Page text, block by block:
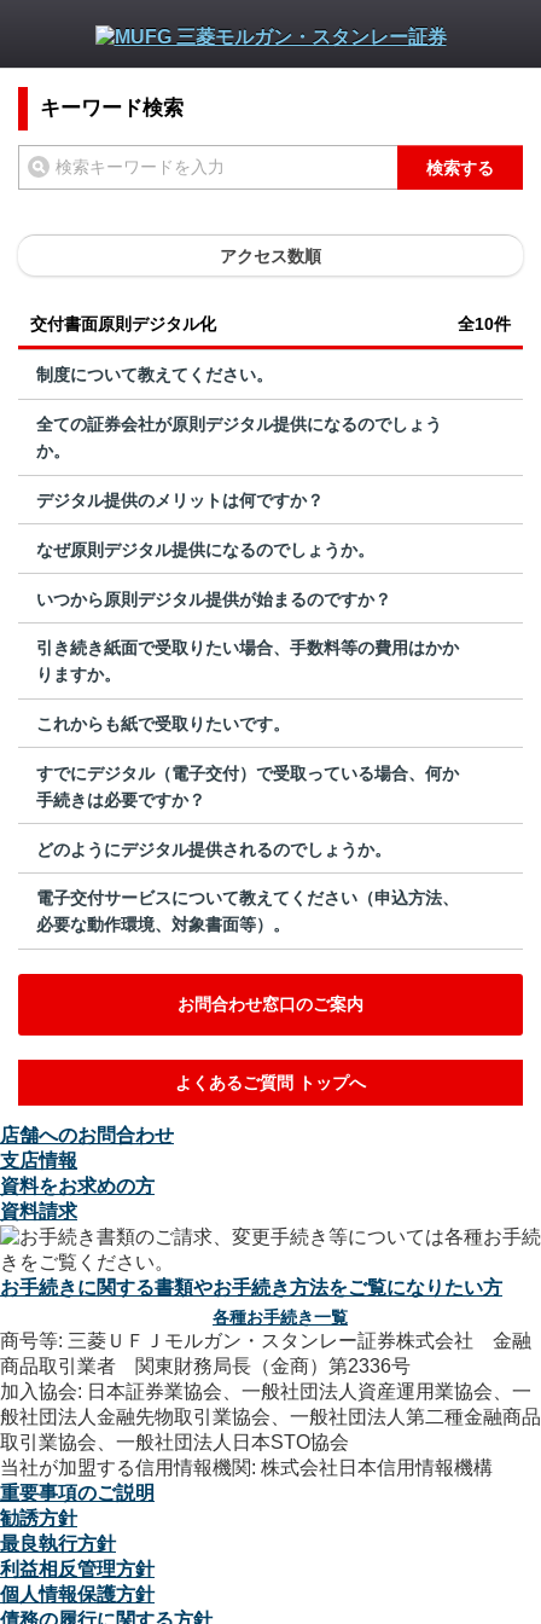
キーワード検索
検索する
アクセス数順
交付書面原則デジタル化 全10件
制度について教えてください。
全ての証券会社が原則デジタル提供になるのでしょう
か。
デジタル提供のメリットは何ですか？
なぜ原則デジタル提供になるのでしょうか。
いつから原則デジタル提供が始まるのですか？
引き続き紙面で受取りたい場合、手数料等の費用はかか
りますか。
これからも紙で受取りたいです。
すでにデジタル（電子交付）で受取っている場合、何か
手続きは必要ですか？
どのようにデジタル提供されるのでしょうか。
電子交付サービスについて教えてください（申込方法、
必要な動作環境、対象書面等）。
お問合わせ窓口のご案内
よくあるご質問 トップへ
店舗へのお問合わせ
支店情報
資料をお求めの方
資料請求
お手続きに関する書類やお手続き方法をご覧になりたい方
各種お手続き一覧
商号等: 三菱ＵＦＪモルガン・スタンレー証券株式会社 金融
商品取引業者 関東財務局長（金商）第2336号
加入協会: 日本証券業協会、一般社団法人資産運用業協会、一
般社団法人金融先物取引業協会、一般社団法人第二種金融商品
取引業協会、一般社団法人日本STO協会
当社が加盟する信用情報機関: 株式会社日本信用情報機構
重要事項のご説明
勧誘方針
最良執行方針
利益相反管理方針
個人情報保護方針
債務の履行に関する方針